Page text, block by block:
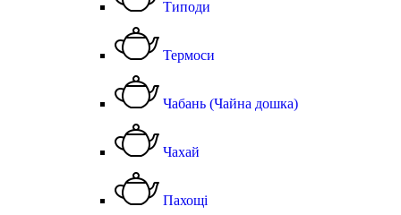
Типоди
Термоси
Чабань (Чайна дошка)
Чахай
Пахощі